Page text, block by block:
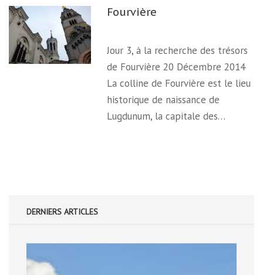
Fourvière
Jour 3, à la recherche des trésors
de Fourvière 20 Décembre 2014
La colline de Fourvière est le lieu
historique de naissance de
Lugdunum, la capitale des…
DERNIERS ARTICLES